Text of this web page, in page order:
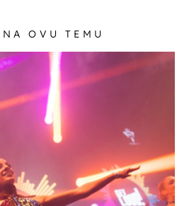
NA OVU TEMU